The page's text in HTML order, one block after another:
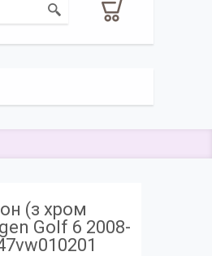
(з хром
Golf 6 2008-